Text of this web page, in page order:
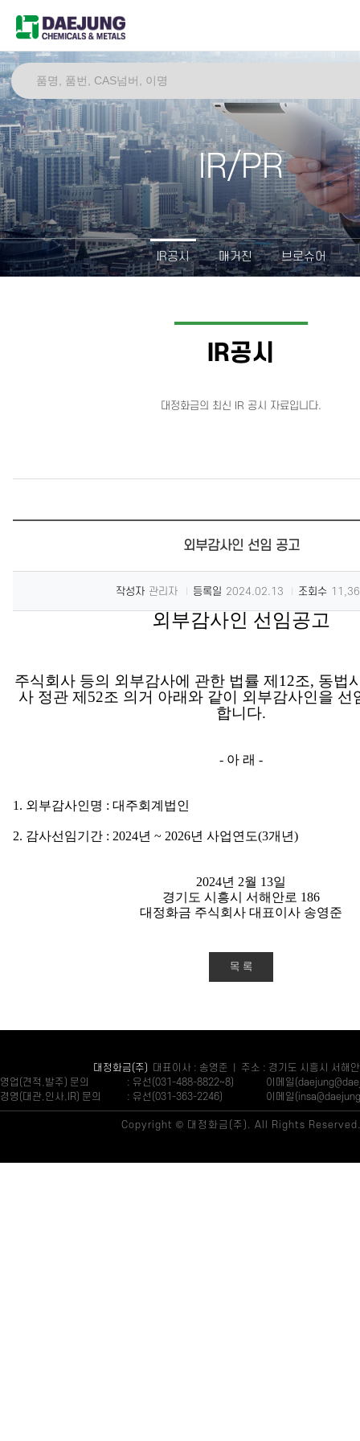
IR/PR
IR공시 매거진 브로슈어
IR공시
대정화금의 최신 IR 공시 자료입니다.
외부감사인 선임 공고
작성자 관리자 등록일 2024.02.13 조회수
외부감사인 선임공고
주식회사 등의 외부감사에 관한 법률 제 12조, 동법
사 정관 제 52조 의거 아래와 같이 외부감사인을 선
합니다.
- 아 래 -
1. 외부감사인명 : 대주회계법인
2. 감사선임기간 : 2024년 ~ 2026년 사업연도(3개년)
2024년 2월 13일
경기도 시흥시 서해안로 186
대정화금 주식회사 대표이사 송영준
목 록
대정화금(주)
대표이사 : 송영준 | 주소 : 경기도 시흥시 서해
영업(견적,발주) 문의
: 유선(031-488-8822~8)
이메일
경영(대관,인사,IR) 문의
: 유선(031-363-2246) 이메일
Copyright © 대정화금(주). All Rights